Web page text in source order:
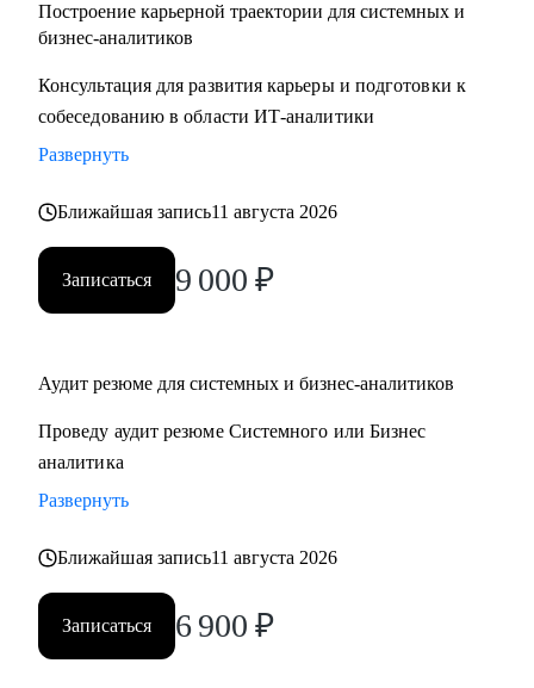
• Расширить ИТ-кругозор и прокачаться по темам:
- интеграция сервисов
- проектирование API
- проектирование БД
- архитектурные паттерны
Кому могу помочь:
• Системным аналитикам
• Руководителям проектов в ИТ
Построение карьерной траектории для системных и
бизнес-аналитиков
Консультация для развития карьеры и подготовки к
собеседованию в области ИТ-аналитики
Развернуть
Ближайшая запись11 августа 2026
Записаться 9 000 ₽
Аудит резюме для системных и бизнес-аналитиков
Проведу аудит резюме Системного или Бизнес
аналитика
Развернуть
Ближайшая запись11 августа 2026
Записаться 6 900 ₽